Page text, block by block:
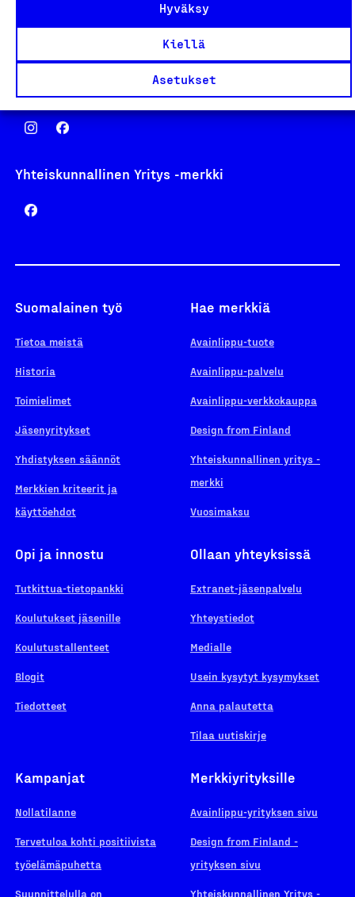
Hyväksy
Kiellä
Asetukset
Yhteiskunnallinen Yritys -merkki
Suomalainen työ
Tietoa meistä
Historia
Toimielimet
Jäsenyritykset
Yhdistyksen säännöt
Merkkien kriteerit ja
käyttöehdot
Hae merkkiä
Avainlippu-tuote
Avainlippu-palvelu
Avainlippu-verkkokauppa
Design from Finland
Yhteiskunnallinen yritys -
merkki
Vuosimaksu
Opi ja innostu
Tutkittua-tietopankki
Koulutukset jäsenille
Koulutustallenteet
Blogit
Tiedotteet
Ollaan yhteyksissä
Extranet-jäsenpalvelu
Yhteystiedot
Medialle
Usein kysytyt kysymykset
Anna palautetta
Tilaa uutiskirje
Kampanjat
Nollatilanne
Tervetuloa kohti positiivista
työelämäpuhetta
Suunnittelulla on
Merkkiyrityksille
Avainlippu-yrityksen sivu
Design from Finland -
yrityksen sivu
Yhteiskunnallinen Yritys -